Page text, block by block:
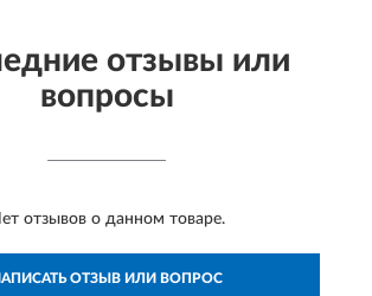
отзывы или
вопросы
отзывов о данном товаре.
ОТЗЫВ ИЛИ ВОПРОС